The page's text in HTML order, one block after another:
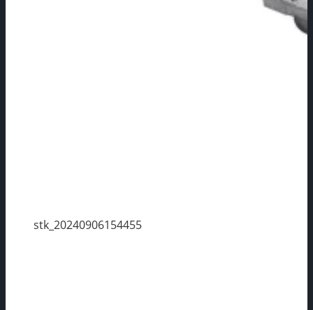
stk_20240906154455